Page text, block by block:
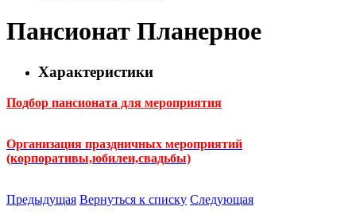
Пансионат Планерное
Характеристики
Подбор пансионата для мероприятия
Организация праздничных мероприятий
(корпоративы,юбилеи,свадьбы)
Предыдущая Вернуться к списку Следующая